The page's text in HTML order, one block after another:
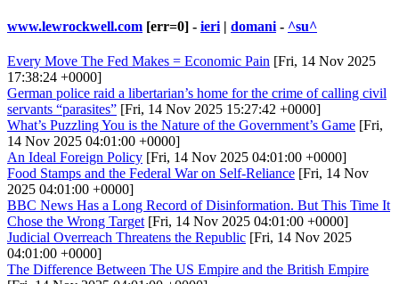
www.lewrockwell.com [err=0] - ieri | domani - ^su^
Every Move The Fed Makes = Economic Pain [Fri, 14 Nov 2025
17:38:24 +0000]
German police raid a libertarian’s home for the crime of calling civil
servants “parasites” [Fri, 14 Nov 2025 15:27:42 +0000]
What’s Puzzling You is the Nature of the Government’s Game [Fri,
14 Nov 2025 04:01:00 +0000]
An Ideal Foreign Policy [Fri, 14 Nov 2025 04:01:00 +0000]
Food Stamps and the Federal War on Self-Reliance [Fri, 14 Nov
2025 04:01:00 +0000]
BBC News Has a Long Record of Disinformation. But This Time It
Chose the Wrong Target [Fri, 14 Nov 2025 04:01:00 +0000]
Judicial Overreach Threatens the Republic [Fri, 14 Nov 2025
04:01:00 +0000]
The Difference Between The US Empire and the British Empire